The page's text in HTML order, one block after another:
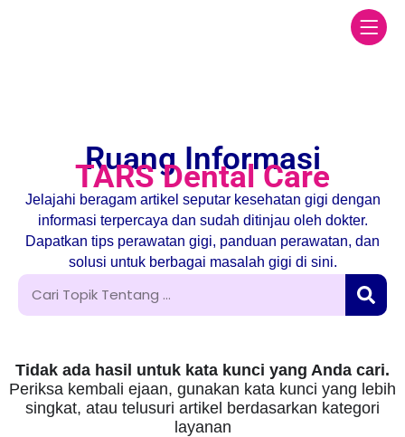
Ruang Informasi
TARS Dental Care
Jelajahi beragam artikel seputar kesehatan gigi dengan
informasi terpercaya dan sudah ditinjau oleh dokter.
Dapatkan tips perawatan gigi, panduan perawatan, dan
solusi untuk berbagai masalah gigi di sini.
Tidak ada hasil untuk kata kunci yang Anda cari.
Periksa kembali ejaan, gunakan kata kunci yang lebih
singkat, atau telusuri artikel berdasarkan kategori
layanan